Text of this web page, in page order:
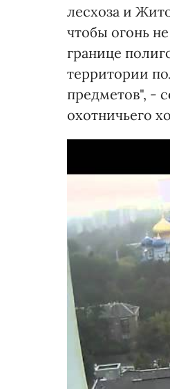
лесхоза и
чтобы огонь
границе
территории
предметов", -
охотничьего